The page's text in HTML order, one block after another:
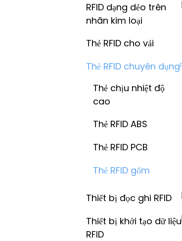
RFID dạng dẻo trên
nhãn kim loại
Thẻ RFID cho vải
Thẻ RFID chuyên dụng
Thẻ chịu nhiệt độ
cao
Thẻ RFID ABS
Thẻ RFID PCB
Thẻ RFID gốm
Thiết bị đọc ghi RFID
Thiết bị khởi tạo dữ liệu
RFID